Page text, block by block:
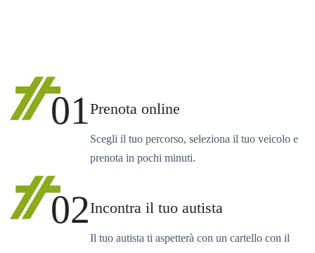
01Prenota online
Scegli il tuo percorso, seleziona il tuo veicolo e
prenota in pochi minuti.
02Incontra il tuo autista
Il tuo autista ti aspetterà con un cartello con il